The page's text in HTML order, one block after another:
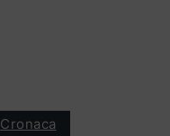
Cronaca